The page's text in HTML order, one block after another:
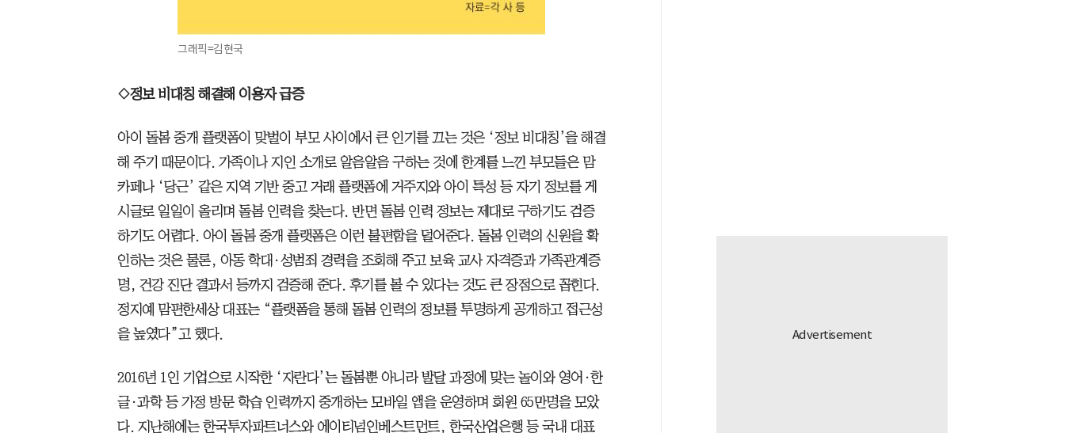
그래픽=김현국
◇정보 비대칭 해결해 이용자 급증
아이 돌봄 중개 플랫폼이 맞벌이 부모 사이에서 큰 인기를 끄는 것은 ‘정보 비대칭’을 해결
해 주기 때문이다. 가족이나 지인 소개로 알음알음 구하는 것에 한계를 느낀 부모들은 맘
카페나 ‘당근’ 같은 지역 기반 중고 거래 플랫폼에 거주지와 아이 특성 등 자기 정보를 게
시글로 일일이 올리며 돌봄 인력을 찾는다. 반면 돌봄 인력 정보는 제대로 구하기도 검증
하기도 어렵다. 아이 돌봄 중개 플랫폼은 이런 불편함을 덜어준다. 돌봄 인력의 신원을 확
인하는 것은 물론, 아동 학대·성범죄 경력을 조회해 주고 보육 교사 자격증과 가족관계증
명, 건강 진단 결과서 등까지 검증해 준다. 후기를 볼 수 있다는 것도 큰 장점으로 꼽힌다.
정지예 맘편한세상 대표는 “플랫폼을 통해 돌봄 인력의 정보를 투명하게 공개하고 접근성
을 높였다”고 했다.
2016년 1인 기업으로 시작한 ‘자란다’는 돌봄뿐 아니라 발달 과정에 맞는 놀이와 영어·한
글·과학 등 가정 방문 학습 인력까지 중개하는 모바일 앱을 운영하며 회원 65만명을 모았
다. 지난해에는 한국투자파트너스와 에이티넘인베스트먼트, 한국산업은행 등 국내 대표